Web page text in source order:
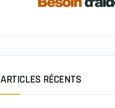
ARTICLES RÉCENTS